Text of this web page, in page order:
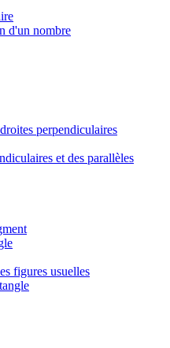
d'un nombre
perpendiculaires
et des parallèles
figures usuelles